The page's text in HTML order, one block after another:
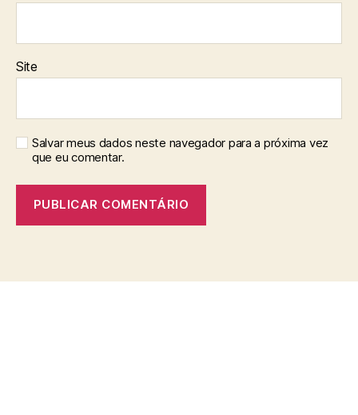
Site
Salvar meus dados neste navegador para a próxima vez
que eu comentar.